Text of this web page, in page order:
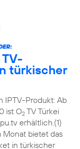
türkischer
IPTV-Produkt: Ab
ist O2TV Türkei
erhältlich.(1)
Monat bietet das
in türkischer